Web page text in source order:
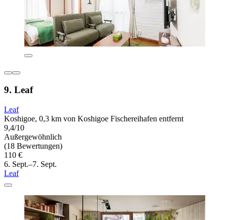
9. Leaf
Leaf
Koshigoe, 0,3 km von Koshigoe Fischereihafen entfernt
9,4/10
Außergewöhnlich
(18 Bewertungen)
110 €
6. Sept.–7. Sept.
Leaf